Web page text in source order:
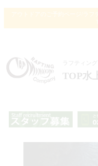
アウトドアのご予約ページ/ラ
ラフティン
TOP水